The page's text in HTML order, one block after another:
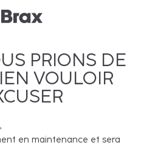
PRIONS DE
VOULOIR
en maintenance et sera